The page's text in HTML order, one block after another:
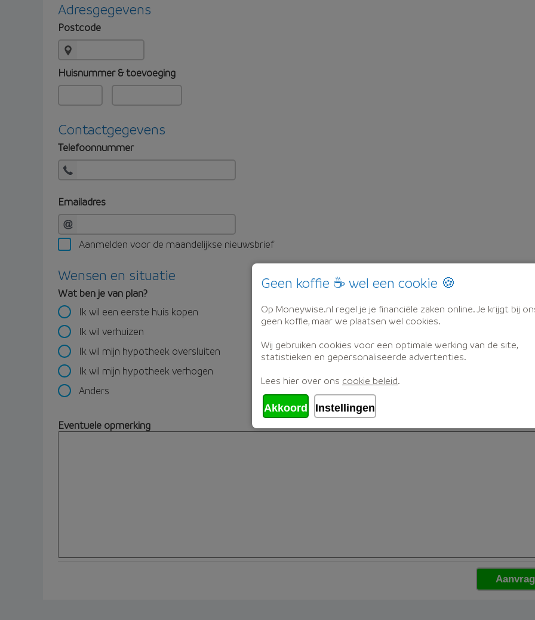
Adresgegevens
Postcode
Huisnummer & toevoeging
Contactgegevens
Telefoonnummer
Emailadres
Aanmelden voor de maandelijkse nieuwsbrief
Wensen en situatie
Wat ben je van plan?
Ik wil een eerste huis kopen
Ik wil verhuizen
Ik wil mijn hypotheek oversluiten
Ik wil mijn hypotheek verhogen
Anders
Eventuele opmerking
Geen koffie ☕ wel een cookie 🍪
Op Moneywise.nl regel je je financiële zaken online. Je krijgt bij
geen koffie, maar we plaatsen wel cookies.
Wij gebruiken cookies voor een optimale werking van de site,
statistieken en gepersonaliseerde advertenties.
Lees hier over ons cookie beleid.
Akkoord Instellingen